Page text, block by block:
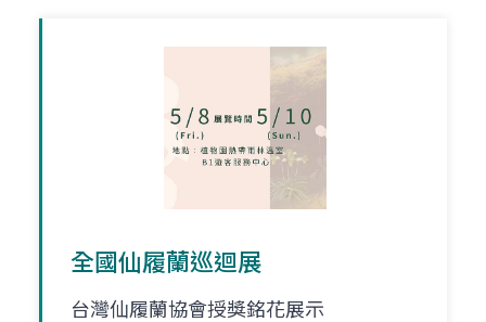
全國仙履蘭巡迴展
台灣仙履蘭協會授獎銘花展示